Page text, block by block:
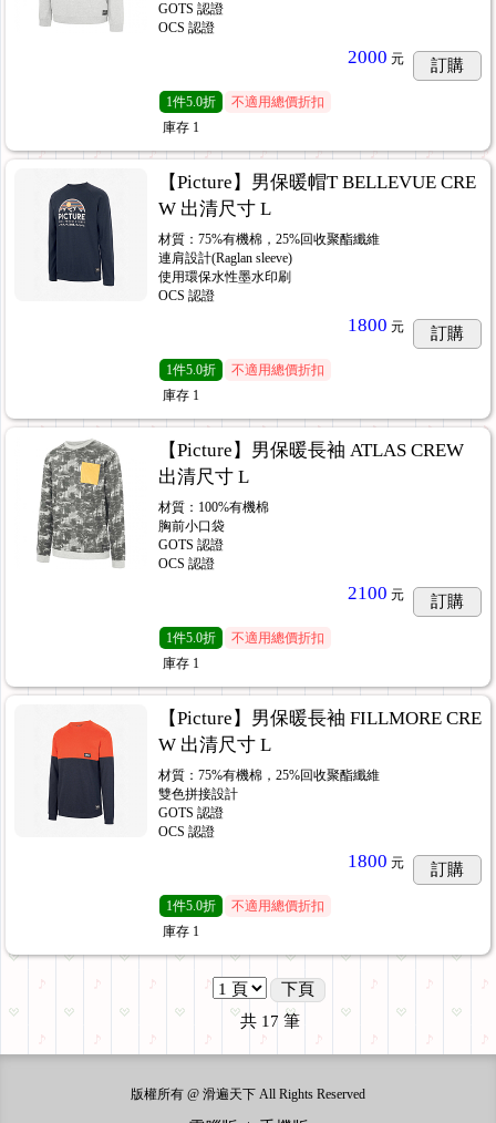
GOTS 認證
OCS 認證
2000 元 訂購
1件5.0折
不適用總價折扣
庫存 1
【Picture】男保暖帽T BELLEVUE CRE
W 出清尺寸 L
材質：75%有機棉，25%回收聚酯纖維
連肩設計(Raglan sleeve)
使用環保水性墨水印刷
OCS 認證
1800 元 訂購
1件5.0折
不適用總價折扣
庫存 1
【Picture】男保暖長袖 ATLAS CREW
出清尺寸 L
材質：100%有機棉
胸前小口袋
GOTS 認證
OCS 認證
2100 元 訂購
1件5.0折
不適用總價折扣
庫存 1
【Picture】男保暖長袖 FILLMORE CRE
W 出清尺寸 L
材質：75%有機棉，25%回收聚酯纖維
雙色拼接設計
GOTS 認證
OCS 認證
1800 元 訂購
1件5.0折
不適用總價折扣
庫存 1
下頁
共 17 筆
版權所有 @ 滑遍天下 All Rights Reserved